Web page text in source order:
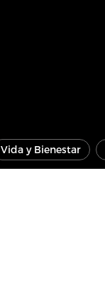
Vida y Bienestar